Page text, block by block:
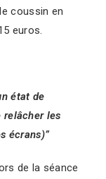
coussin en
euros.
état de
relâcher les
écrans)”
de la séance